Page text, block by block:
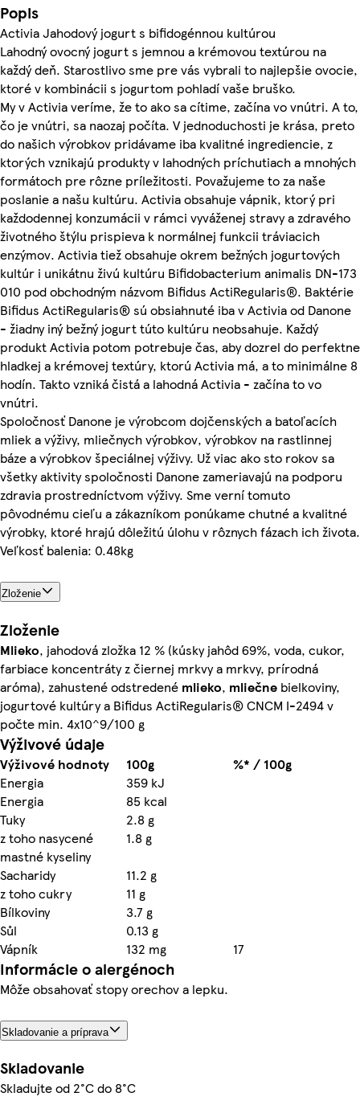
Popis
Activia Jahodový jogurt s bifidogénnou kultúrou
Lahodný ovocný jogurt s jemnou a krémovou textúrou na
každý deň. Starostlivo sme pre vás vybrali to najlepšie ovocie,
ktoré v kombinácii s jogurtom pohladí vaše bruško.
My v Activia veríme, že to ako sa cítime, začína vo vnútri. A to,
čo je vnútri, sa naozaj počíta. V jednoduchosti je krása, preto
do našich výrobkov pridávame iba kvalitné ingrediencie, z
ktorých vznikajú produkty v lahodných príchutiach a mnohých
formátoch pre rôzne príležitosti. Považujeme to za naše
poslanie a našu kultúru. Activia obsahuje vápnik, ktorý pri
každodennej konzumácii v rámci vyváženej stravy a zdravého
životného štýlu prispieva k normálnej funkcii tráviacich
enzýmov. Activia tiež obsahuje okrem bežných jogurtových
kultúr i unikátnu živú kultúru Bifidobacterium animalis DN-173
010 pod obchodným názvom Bifidus ActiRegularis®. Baktérie
Bifidus ActiRegularis® sú obsiahnuté iba v Activia od Danone
- žiadny iný bežný jogurt túto kultúru neobsahuje. Každý
produkt Activia potom potrebuje čas, aby dozrel do perfektne
hladkej a krémovej textúry, ktorú Activia má, a to minimálne 8
hodín. Takto vzniká čistá a lahodná Activia - začína to vo
vnútri.
Spoločnosť Danone je výrobcom dojčenských a batoľacích
mliek a výživy, mliečnych výrobkov, výrobkov na rastlinnej
báze a výrobkov špeciálnej výživy. Už viac ako sto rokov sa
všetky aktivity spoločnosti Danone zameriavajú na podporu
zdravia prostredníctvom výživy. Sme verní tomuto
pôvodnému cieľu a zákazníkom ponúkame chutné a kvalitné
výrobky, ktoré hrajú dôležitú úlohu v rôznych fázach ich života.
Veľkosť balenia: 0.48kg
Zloženie
Zloženie
Mlieko, jahodová zložka 12 % (kúsky jahôd 69%, voda, cukor,
farbiace koncentráty z čiernej mrkvy a mrkvy, prírodná
aróma), zahustené odstredené mlieko, mliečne bielkoviny,
jogurtové kultúry a Bifidus ActiRegularis® CNCM I-2494 v
počte min. 4x10^9/100 g
Výživové údaje
Výživové hodnoty 100g
%* / 100g
Energia
359 kJ
Energia
85 kcal
Tuky
2.8 g
z toho nasycené
mastné kyseliny
1.8 g
Sacharidy
11.2 g
z toho cukry
11 g
Bílkoviny
3.7 g
Sůl
0.13 g
Vápník
132 mg 17
Informácie o alergénoch
Môže obsahovať stopy orechov a lepku.
Skladovanie a príprava
Skladovanie
Skladujte od 2°C do 8°C